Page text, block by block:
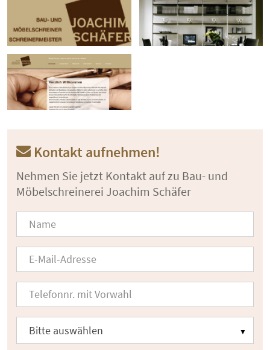
Kontakt aufnehmen!
Nehmen Sie jetzt Kontakt auf zu Bau- und
Möbelschreinerei Joachim Schäfer